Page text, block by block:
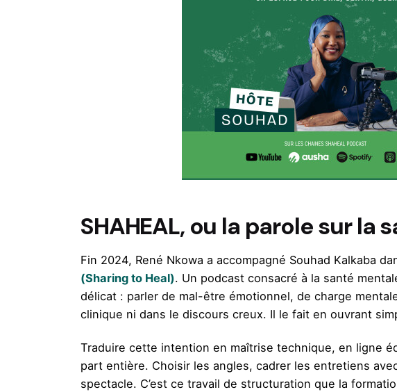
SHAHEAL, ou la parole sur
Fin 2024, René Nkowa a accompagné Souhad Kalkaba
(Sharing to Heal). Un podcast consacré à la santé
délicat : parler de mal-être émotionnel, de charge
clinique ni dans le discours creux. Il le fait en ouvrant
Traduire cette intention en maîtrise technique, en ligne
part entière. Choisir les angles, cadrer les entretiens
spectacle. C’est ce travail de structuration que la